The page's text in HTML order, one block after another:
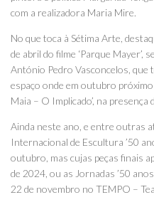
com a realizadora Maria Mire.
No que toca à Sétima Arte,
de abril do filme ‘Parque Mayer’,
António Pedro Vasconcelos, que
espaço onde em outubro próximo
Maia – O Implicado’, na
Ainda neste ano, e entre outras
Internacional de Escultura ’50
outubro, mas cujas peças finais
de 2024, ou as Jornadas ’50
22 de novembro no TEMPO –